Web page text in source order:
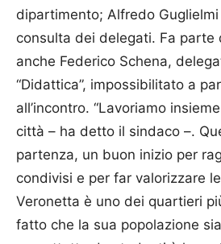
dipartimento; Alfredo
consulta dei delegati. Fa parte
anche Federico Schena,
“Didattica”, impossibilitato a
all’incontro. “Lavoriamo
città – ha detto il sindaco –.
partenza, un buon inizio per
condivisi e per far valorizzare
Veronetta è uno dei quartieri
fatto che la sua popolazione